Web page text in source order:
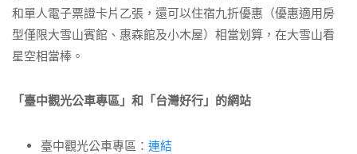
和單人電子票證卡片乙張，還可以住宿九折優惠（優惠適用房
型僅限大雪山賓館、惠森館及小木屋）相當划算，在大雪山看
星空相當棒。
「臺中觀光公車專區」和「台灣好行」的網站
臺中觀光公車專區： 連結